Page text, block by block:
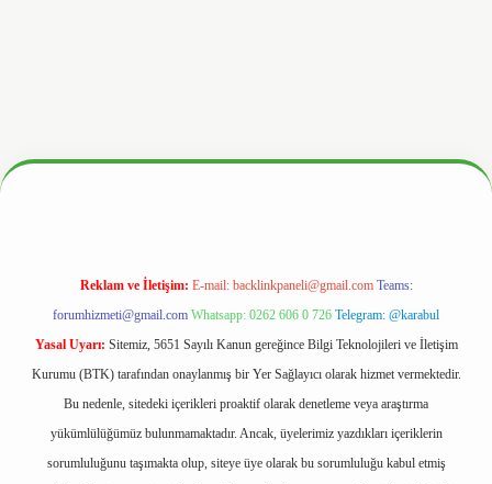
Reklam ve İletişim: E-mail: backlinkpaneli@gmail.com Teams:
forumhizmeti@gmail.com Whatsapp: 0262 606 0 726 Telegram: @karabul
Yasal Uyarı: Sitemiz, 5651 Sayılı Kanun gereğince Bilgi Teknolojileri ve İletişim
Kurumu (BTK) tarafından onaylanmış bir Yer Sağlayıcı olarak hizmet vermektedir.
Bu nedenle, sitedeki içerikleri proaktif olarak denetleme veya araştırma
yükümlülüğümüz bulunmamaktadır. Ancak, üyelerimiz yazdıkları içeriklerin
sorumluluğunu taşımakta olup, siteye üye olarak bu sorumluluğu kabul etmiş